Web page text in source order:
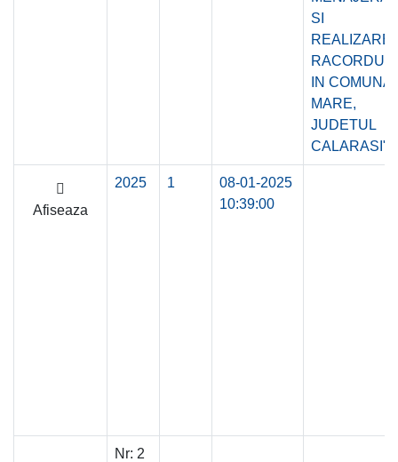
SI
REALIZARE
RACORDURI
IN COMUNA
MARE,
JUDETUL
CALARASI"
Afiseaza
2025 1
08-01-2025
10:39:00
Nr: 2